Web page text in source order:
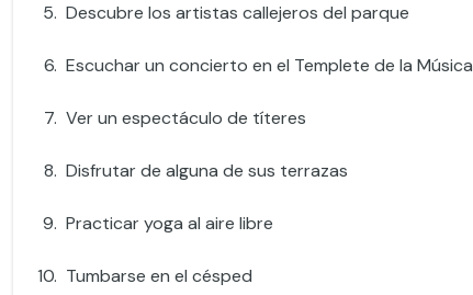
Descubre los artistas callejeros del parque
Escuchar un concierto en el Templete de la Música
Ver un espectáculo de títeres
Disfrutar de alguna de sus terrazas
Practicar yoga al aire libre
Tumbarse en el césped